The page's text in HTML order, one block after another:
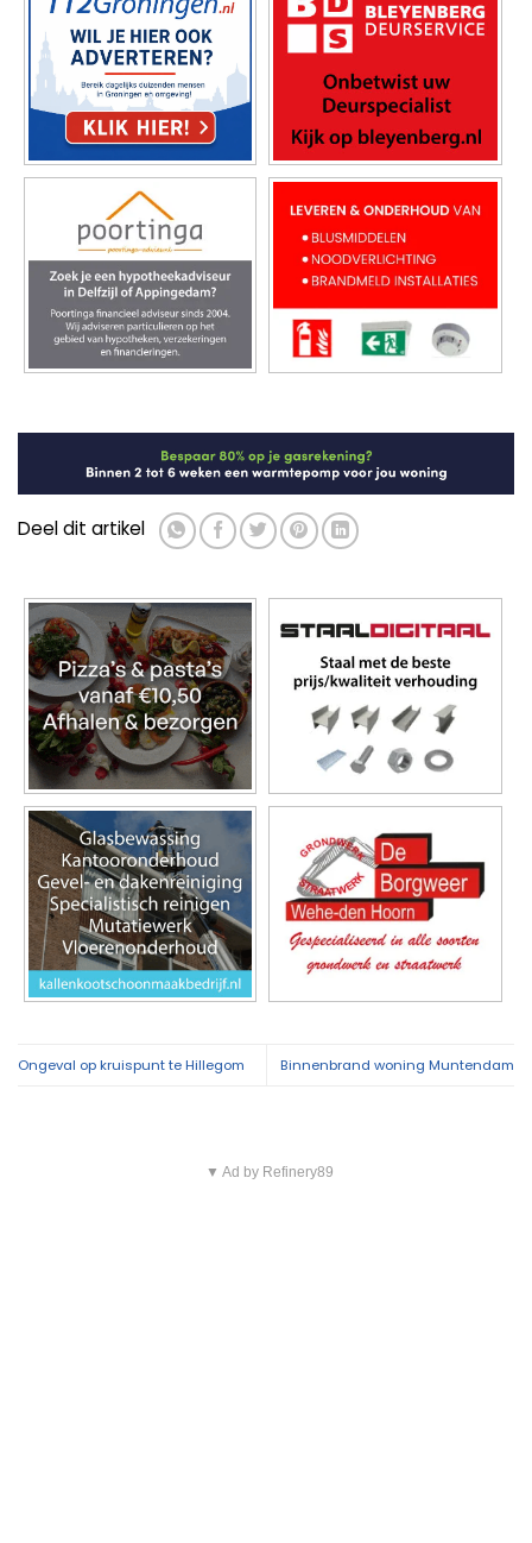
Deel dit artikel
Ongeval op kruispunt te Hillegom Binnenbrand woning Muntendam
▼ Ad by Refinery89